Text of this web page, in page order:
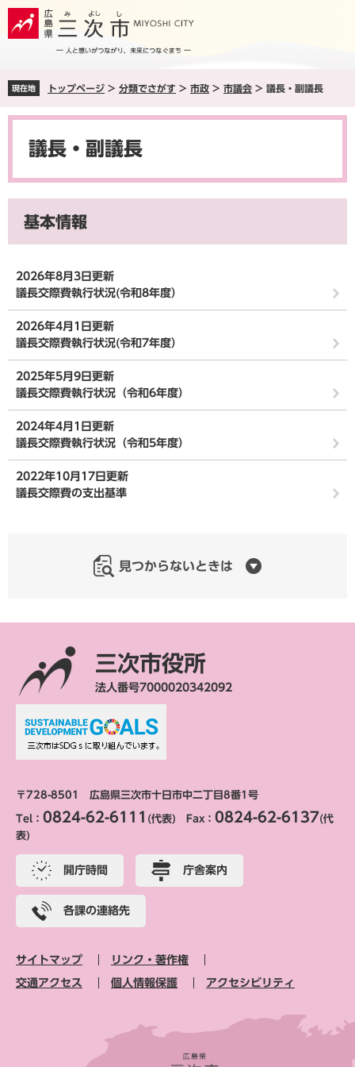
ペ
ジ
メ
ュ
現在地 トップページ > 分類でさがす > 市政 > 市議会 > 議長・副議長
本
議長・副議長
基本情報
2026年8月3日更新
議長交際費執行状況(令和8年度）
2026年4月1日更新
議長交際費執行状況(令和7年度）
2025年5月9日更新
議長交際費執行状況（令和6年度）
2024年4月1日更新
議長交際費執行状況（令和5年度）
2022年10月17日更新
議長交際費の支出基準
見つからないときは
三次市役所
法人番号7000020342092
〒728-8501 広島県三次市十日市中二丁目8番1号
Tel： 0824-62-6111 (代表) Fax： 0824-62-6137(代
表)
開庁時間 庁舎案内
各課の連絡先
サイトマップ リンク・著作権
交通アクセス 個人情報保護 アクセシビリティ